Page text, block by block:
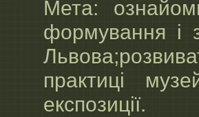
Мета:
формування і
практиці
експозиції.